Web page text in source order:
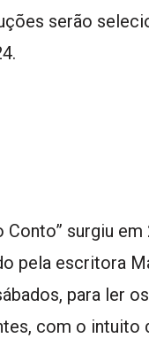
serão
Conto” surgiu
pela escritora
para ler
com o intuito